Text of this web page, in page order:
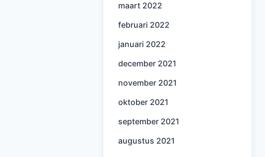
maart 2022
februari 2022
januari 2022
december 2021
november 2021
oktober 2021
september 2021
augustus 2021